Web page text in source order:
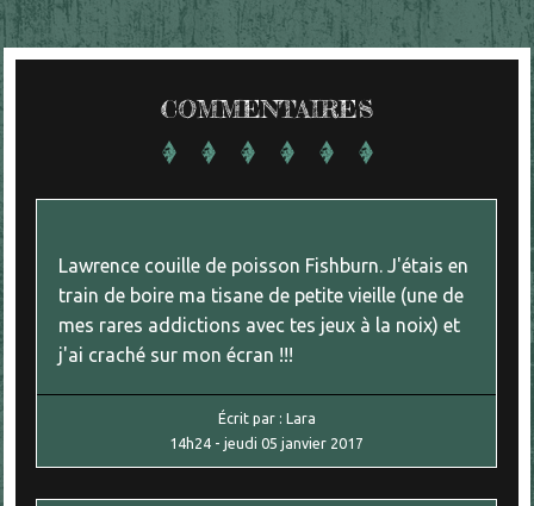
COMMENTAIRES
Lawrence couille de poisson Fishburn. J'étais en
train de boire ma tisane de petite vieille (une de
mes rares addictions avec tes jeux à la noix) et
j'ai craché sur mon écran !!!
Écrit par : Lara
14h24 -jeudi 05 janvier 2017